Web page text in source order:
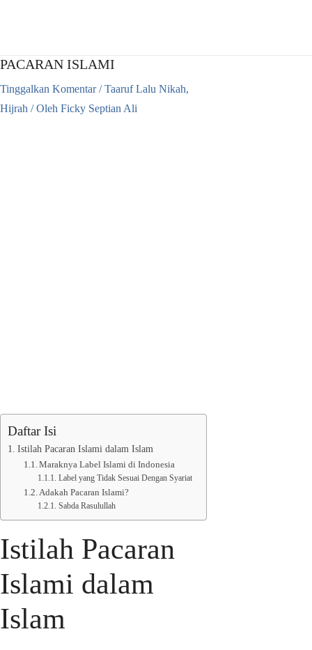
PACARAN ISLAMI
Tinggalkan Komentar /Taaruf Lalu Nikah,
Hijrah / Oleh Ficky Septian Ali
Daftar Isi
Istilah Pacaran Islami dalam Islam
Maraknya Label Islami di Indonesia
Label yang Tidak Sesuai Dengan Syariat
Adakah Pacaran Islami?
Sabda Rasulullah
Istilah Pacaran
Islami dalam
Islam